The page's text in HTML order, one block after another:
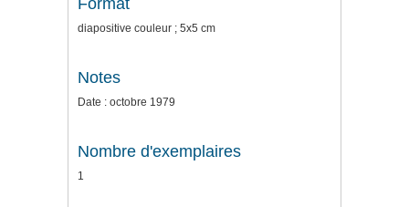
Format
diapositive couleur ; 5x5 cm
Notes
Date : octobre 1979
Nombre d'exemplaires
1